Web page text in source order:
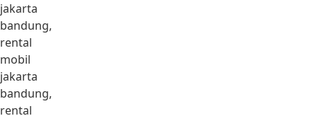
jakarta
bandung,
rental
mobil
jakarta
bandung,
rental